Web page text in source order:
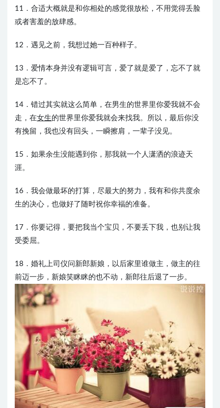
11．合适大概就是和你相处的感觉很放松，不用觉得丢脸
或者害羞的放肆感。
12．遇见之前，我想过她一百种样子。
13．爱情本身并没有逻辑可言，爱了就是爱了，忘不了就
是忘不了。
14．错过其实就这么简单，在男生的世界里你爱我就不会
走，在女生的世界里你爱我就会来找我。所以，最后你没
有挽留，我也没有回头，一瞬擦肩，一辈子没见。
15．如果余生没能遇到你，那我就一个人潇洒的浪迹天
涯。
16．我会做最坏的打算，尽最大的努力，我有和你共度余
生的决心，也做好了随时祝你幸福的准备。
17．你要记得，要把我当个宝贝，不要丢下我，也别让我
受委屈。
18．婚礼上司仪问新郎新娘，以后家里谁做主，做主的往
前迈一步，新娘笑眯眯的也不动，新郎往后退了一步。